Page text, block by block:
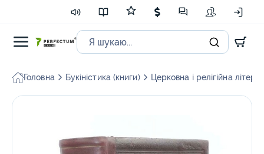
Головна Букіністика (книги) Церковна і релігійна